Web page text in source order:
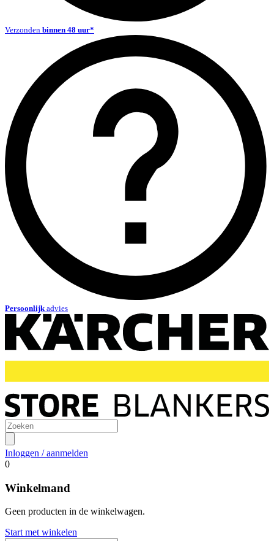
Verzonden binnen 48 uur*
Persoonlijk advies
Inloggen / aanmelden
0
Winkelmand
Geen producten in de winkelwagen.
Start met winkelen